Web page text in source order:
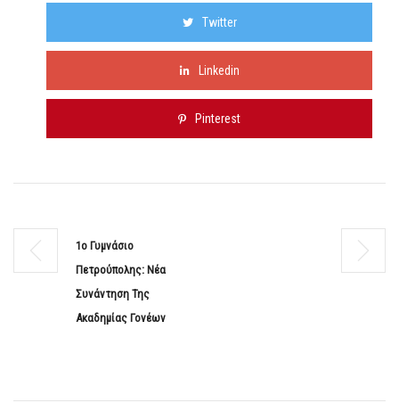
Twitter
Linkedin
Pinterest
1ο Γυμνάσιο
Πετρούπολης: Νέα
Συνάντηση Της
Ακαδημίας Γονέων